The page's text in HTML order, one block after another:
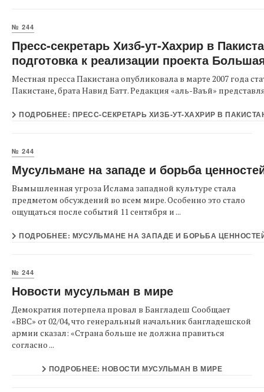
№ 244
Пресс-секретарь Хизб-ут-Хахрир в
подготовка к реализации проекта
Местная пресса Пакистана опубликовала в марте 2007 года
Пакистане, брата Навид Батт. Редакция «аль-Ваъй»
ПОДРОБНЕЕ: ПРЕСС-СЕКРЕТАРЬ ХИЗБ-УТ-ХАХРИР В
№ 244
Мусульмане на западе и борьба
Вымышленная угроза Ислама западной культуре стала
предметом обсуждений во всем мире. Особенно это стало
ощущаться после событий 11 сентября и ...
ПОДРОБНЕЕ: МУСУЛЬМАНЕ НА ЗАПАДЕ И БОРЬБА
№ 244
Новости мусульман в мире
Демократия потерпела провал в Бангладеш Сообщает
«BBC» от 02/04, что генеральный начальник бангладешской
армии сказал: «Страна больше не должна правиться
согласно ...
ПОДРОБНЕЕ: НОВОСТИ МУСУЛЬМАН В МИРЕ